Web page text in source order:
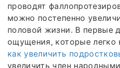
проводят
можно постепенно
половой жизни. В первые
ощущения, которые легко
как увеличить
увеличить член